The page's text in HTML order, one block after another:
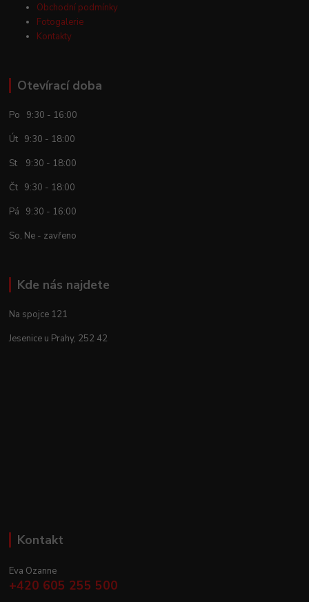
Obchodní podmínky
Fotogalerie
Kontakty
Otevírací doba
Po 9:30 - 16:00
Út 9:30 - 18:00
St 9:30 - 18:00
Čt 9:30 - 18:00
Pá 9:30 - 16:00
So, Ne - zavřeno
Kde nás najdete
Na spojce 121
Jesenice u Prahy, 252 42
Kontakt
Eva Ozanne
+420 605 255 500